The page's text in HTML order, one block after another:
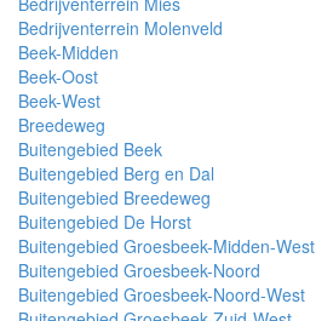
Bedrijventerrein Molenveld
Beek-Midden
Beek-Oost
Beek-West
Breedeweg
Buitengebied Beek
Buitengebied Berg en Dal
Buitengebied Breedeweg
Buitengebied De Horst
Buitengebied Groesbeek-Midden-West
Buitengebied Groesbeek-Noord
Buitengebied Groesbeek-Noord-West